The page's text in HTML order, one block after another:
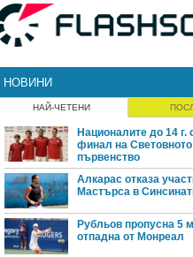
НОВИНИ
НАЙ-ЧЕТЕНИ
Националите до 14 г.
финал на Световното
първенство
Алкарас отказа
Мастърса в
Рубльов пропусна 5
отпадна от Монреал